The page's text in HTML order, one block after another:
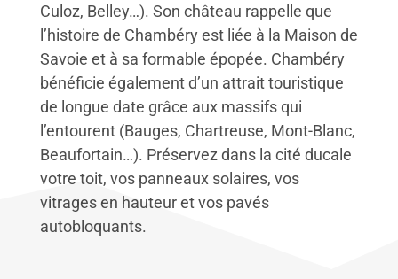
Culoz, Belley…). Son château rappelle que
l’histoire de Chambéry est liée à la Maison de
Savoie et à sa formable épopée. Chambéry
bénéficie également d’un attrait touristique
de longue date grâce aux massifs qui
l’entourent (Bauges, Chartreuse, Mont-Blanc,
Beaufortain…). Préservez dans la cité ducale
votre toit, vos panneaux solaires, vos
vitrages en hauteur et vos pavés
autobloquants.